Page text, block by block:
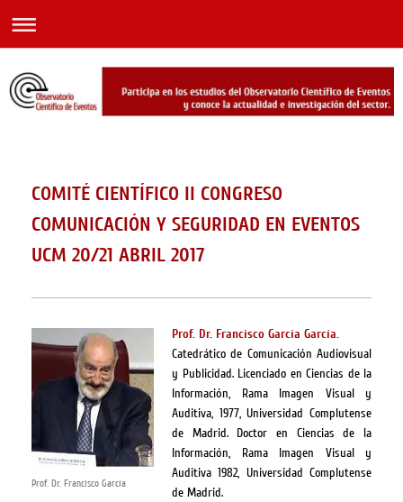
COMITÉ CIENTÍFICO II CONGRESO
COMUNICACIÓN Y SEGURIDAD EN EVENTOS
UCM 20/21 ABRIL 2017
Prof. Dr. Francisco García
Prof. Dr. Francisco García García.
Catedrático de Comunicación Audiovisual
y Publicidad. Licenciado en Ciencias de la
Información, Rama Imagen Visual y
Auditiva, 1977, Universidad Complutense
de Madrid. Doctor en Ciencias de la
Información, Rama Imagen Visual y
Auditiva 1982, Universidad Complutense
de Madrid.